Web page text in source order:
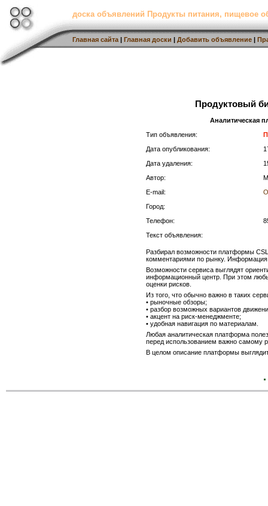
доска объявлений Продукты питания, пищевое
Главная сайта | Главная доски | Добавить объявление |
Продуктовый
Аналитическая
Тип объявления:
Дата опубликования:
Дата удаления:
Автор:
E-mail:
Город:
Телефон:
Текст объявления:
Разбирал возможности платформы
комментариями по рынку. Информация
Возможности сервиса выглядят
информационный центр. При этом
оценки рисков.
Из того, что обычно важно в таких
• рыночные обзоры;
• разбор возможных вариантов
• акцент на риск-менеджменте;
• удобная навигация по материалам.
Любая аналитическая платформа
перед использованием важно самому
В целом описание платформы